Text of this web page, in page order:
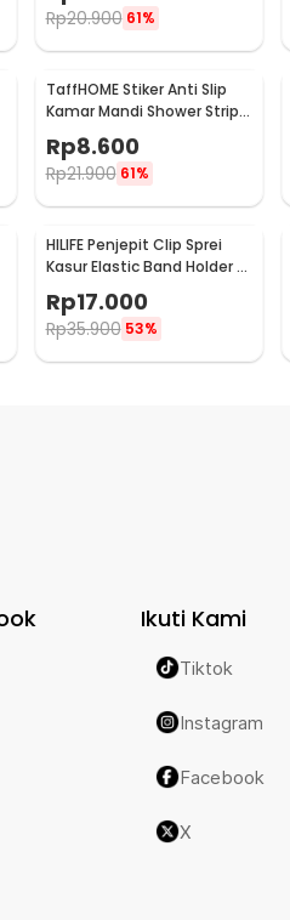
Rp20.900 61%
TaffHOME Stiker Anti Slip
Kamar Mandi Shower Strips
20x380mm 6 PCS - TT-19
Rp8.600
Rp21.900 61%
HILIFE Penjepit Clip Sprei
Kasur Elastic Band Holder 4
Rp17.000
Rp35.900 53%
Ikuti Kami
Tiktok
Instagram
Facebook
X